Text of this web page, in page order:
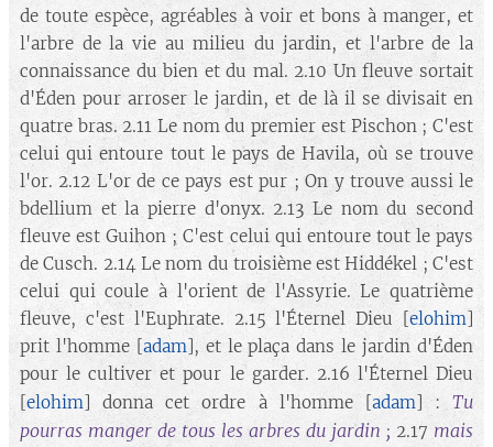
de toute espèce, agréables à voir et bons à manger, et
l'arbre de la vie au milieu du jardin, et l'arbre de la
connaissance du bien et du mal. 2.10 Un fleuve sortait
d'Éden pour arroser le jardin, et de là il se divisait en
quatre bras. 2.11 Le nom du premier est Pischon ; C'est
celui qui entoure tout le pays de Havila, où se trouve
l'or. 2.12 L'or de ce pays est pur ; On y trouve aussi le
bdellium et la pierre d'onyx. 2.13 Le nom du second
fleuve est Guihon ; C'est celui qui entoure tout le pays
de Cusch. 2.14 Le nom du troisième est Hiddékel ; C'est
celui qui coule à l'orient de l'Assyrie. Le quatrième
fleuve, c'est l'Euphrate. 2.15 l'Éternel Dieu [elohim]
prit l'homme [adam], et le plaça dans le jardin d'Éden
pour le cultiver et pour le garder. 2.16 l'Éternel Dieu
[elohim] donna cet ordre à l'homme [adam] : Tu
pourras manger de tous les arbres du jardin ; 2.17 mais